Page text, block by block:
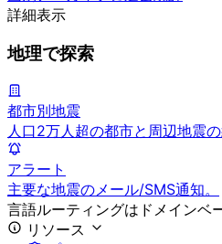
詳細表示
地理で探索
都市別地震
人口2万人超の都市と周辺地震の
アラート
主要な地震のメール/SMS通知。
言語ルーティングはドメインベ
リソース